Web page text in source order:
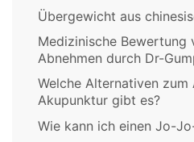
Übergewicht aus
Medizinische Bewertung
Abnehmen durch Dr-
Welche Alternativen zum
Akupunktur gibt es?
Wie kann ich einen Jo-